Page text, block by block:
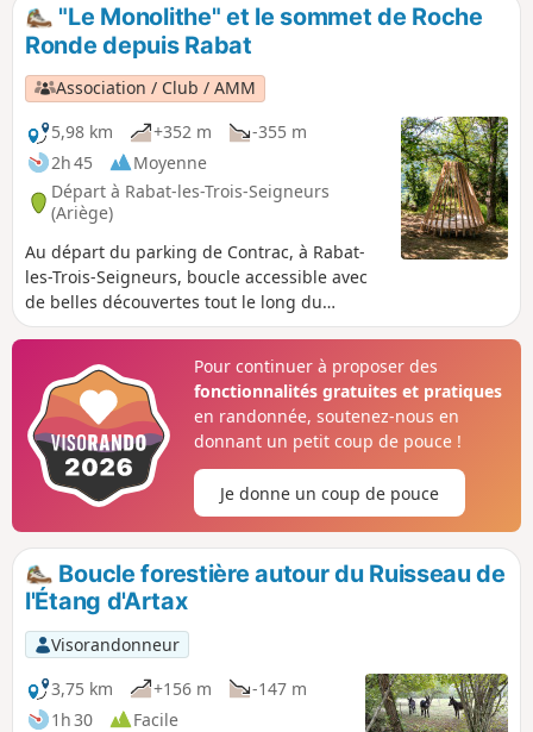
"Le Monolithe" et le sommet de Roche
Ronde depuis Rabat
Association / Club / AMM
5,98 km
+352 m
-355 m
2h 45
Moyenne
Départ à Rabat-les-Trois-Seigneurs
(Ariège)
Au départ du parking de Contrac, à Rabat-
les-Trois-Seigneurs, boucle accessible avec
de belles découvertes tout le long du
chemin.Après la première ascension, vous
Monolithe", réalisée par les étudiants de
l'École d'Architecture de Toulouse : assise
atypique avec point de vue sur la vallée.
Profitez ensuite du panorama depuis les
ruines de l'ancien château cathare de la
Roche Ronde, pour enfin redescendre en
site d'escalade.
Pour continuer à proposer des
fonctionnalités gratuites et pratiques
en randonnée, soutenez-nous en
donnant un petit coup de pouce !
Je donne un coup de pouce
Boucle forestière autour du Ruisseau de
l'Étang d'Artax
Visorandonneur
3,75 km
+156 m
-147 m
1h 30
Facile